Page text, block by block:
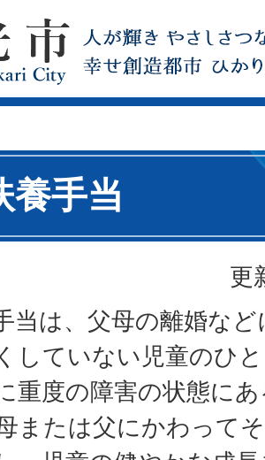
養手当
更
当は、父母の離婚な
していない児童のひ
重度の障害の状態に
または父にかわって